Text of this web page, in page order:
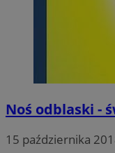
Noś odblaski -
15 października